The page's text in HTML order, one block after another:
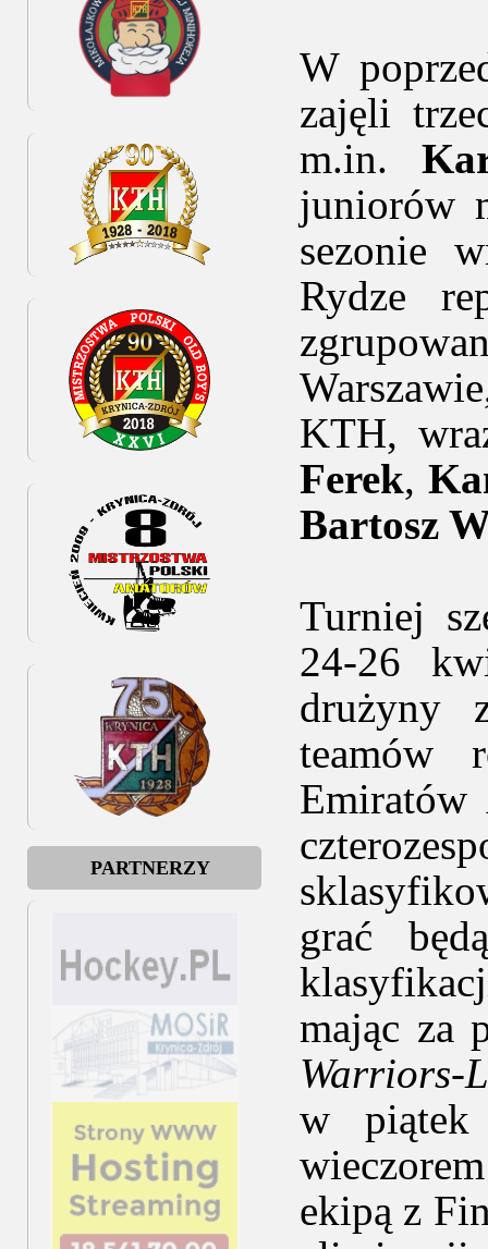
PARTNERZY
W
zajęli
m.in.
juniorów
sezonie
Rydze
KTH,
Ferek,
Bartosz
Turniej
24-26
drużyny
teamów
Emiratów
grać
mając za
Warriors-
w piątek
ekipą z